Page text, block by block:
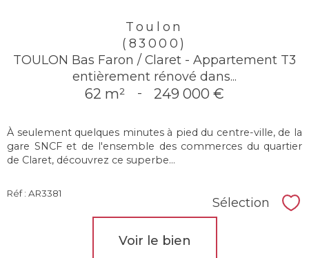
Toulon
(83000)
TOULON Bas Faron / Claret - Appartement T3
entièrement rénové dans...
62 m² - 249 000 €
À seulement quelques minutes à pied du centre-ville, de la
gare SNCF et de l'ensemble des commerces du quartier
de Claret, découvrez ce superbe...
Réf : AR3381
Sélection
Voir le bien